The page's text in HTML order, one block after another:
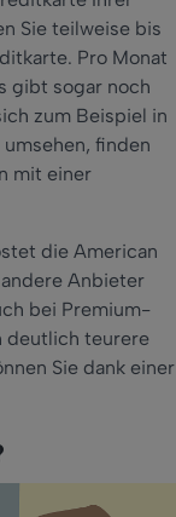
Sie teilweise bis
Pro Monat
gibt sogar noch
zum Beispiel in
finden
mit einer
die American
Anbieter
bei Premium-
deutlich teurere
Sie dank einer